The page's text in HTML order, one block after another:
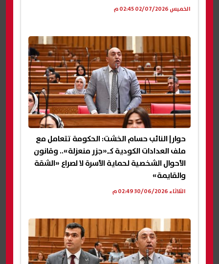
الخميس 02/07/2026 02:45 م
حوار| النائب حسام الخشت: الحكومة تتعامل مع
ملف العدادات الكودية كـ«جزر منعزلة».. وقانون
الأحوال الشخصية لحماية الأسرة لا لصراع «الشقة
والقايمة»
الثلاثاء 30/06/2026 02:49 م